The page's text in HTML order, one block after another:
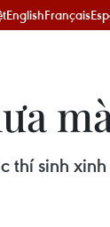
EnglishFrançais
thí sinh